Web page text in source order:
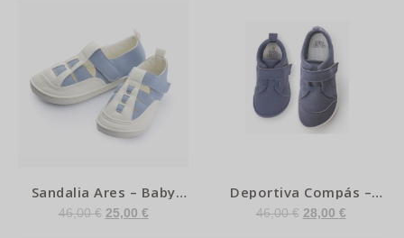
Sandalia Ares – Baby
Lobitos
46,00€ 25,00 €
Deportiva Compás –
Baby lobitos
46,00€ 28,00 €